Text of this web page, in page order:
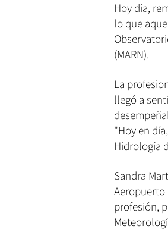
Hoy día,
lo que
(MARN).
La
llegó a
"Hoy en
Hidrología
Sandra
Aeropuerto
profesión,